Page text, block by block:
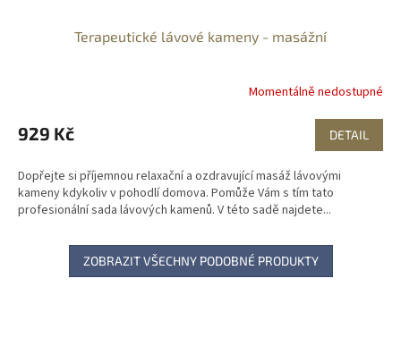
Terapeutické lávové kameny - masážní
Momentálně nedostupné
929 Kč DETAIL
Dopřejte si příjemnou relaxační a ozdravující masáž lávovými
kameny kdykoliv v pohodlí domova. Pomůže Vám s tím tato
profesionální sada lávových kamenů. V této sadě najdete...
ZOBRAZIT VŠECHNY PODOBNÉ PRODUKTY